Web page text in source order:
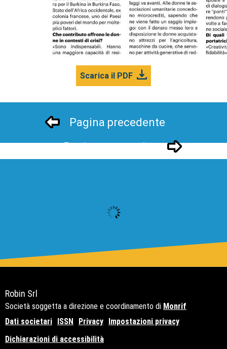
Scarica il PDF
Pagina precedente
Pagina successivo
Robin Srl
Società soggetta a direzione e coordinamento di Monrif
Dati societari
ISSN Privacy
Impostazioni privacy
Dichiarazioni di accessibilità